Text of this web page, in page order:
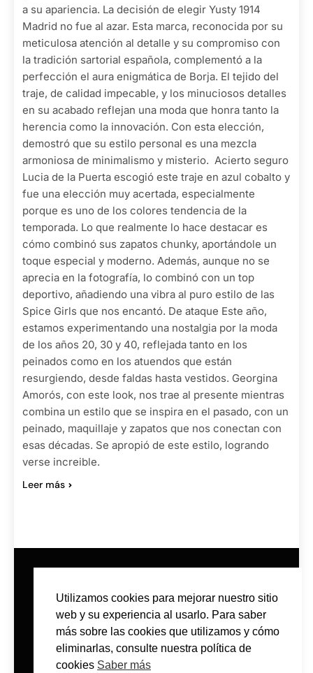
a su apariencia. La decisión de elegir Yusty 1914
Madrid no fue al azar. Esta marca, reconocida por su
meticulosa atención al detalle y su compromiso con
la tradición sartorial española, complementó a la
perfección el aura enigmática de Borja. El tejido del
traje, de calidad impecable, y los minuciosos detalles
en su acabado reflejan una moda que honra tanto la
herencia como la innovación. Con esta elección,
demostró que su estilo personal es una mezcla
armoniosa de minimalismo y misterio. Acierto seguro
Lucia de la Puerta escogió este traje en azul cobalto y
fue una elección muy acertada, especialmente
porque es uno de los colores tendencia de la
temporada. Lo que realmente lo hace destacar es
cómo combinó sus zapatos chunky, aportándole un
toque especial y moderno. Además, aunque no se
aprecia en la fotografía, lo combinó con un top
deportivo, añadiendo una vibra al puro estilo de las
Spice Girls que nos encantó. De ataque Este año,
estamos experimentando una nostalgia por la moda
de los años 20, 30 y 40, reflejada tanto en los
peinados como en los atuendos que están
resurgiendo, desde faldas hasta vestidos. Georgina
Amorós, con este look, nos trae al presente mientras
combina un estilo que se inspira en el pasado, con un
peinado, maquillaje y zapatos que nos conectan con
esas décadas. Se apropió de este estilo, logrando
verse increible.
Leer más
CONTACTO
POLÍTICA DE PRIVACIDAD
POLÍTICA DE COOKIES
Utilizamos cookies para mejorar nuestro sitio
web y su experiencia al usarlo. Para saber
más sobre las cookies que utilizamos y cómo
eliminarlas, consulte nuestra política de
cookies Saber más